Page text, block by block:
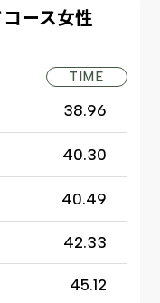
ース女性
TIME
38.96
40.30
40.49
42.33
45.12